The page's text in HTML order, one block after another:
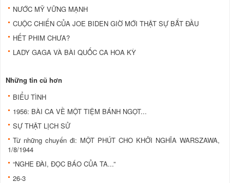
NƯỚC MỸ VỮNG MẠNH
CUỘC CHIẾN CỦA JOE BIDEN GIỜ MỚI THẬT SỰ BẮT ĐẦU
HẾT PHIM CHƯA?
LADY GAGA VÀ BÀI QUỐC CA HOA KỲ
Những tin cũ hơn
BIỂU TÌNH
1956: BÀI CA VỀ MỘT TIỆM BÁNH NGỌT...
SỰ THẬT LỊCH SỬ
Từ những chuyến đi: MỘT PHÚT CHO KHỞI NGHĨA WARSZAWA,
1/8/1944
“NGHE ĐÀI, ĐỌC BÁO CỦA TA...”
26-3